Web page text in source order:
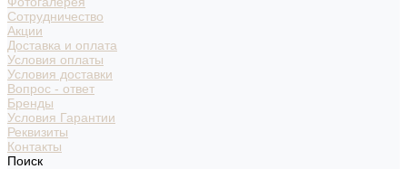
Сотрудничество
Акции
Доставка и оплата
Условия оплаты
Условия доставки
Вопрос - ответ
Бренды
Условия Гарантии
Реквизиты
Контакты
Поиск